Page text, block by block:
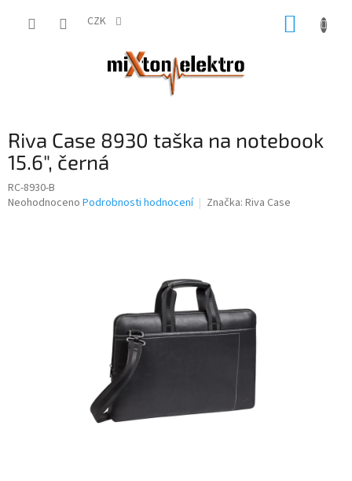
CZK
Riva Case 8930 taška na notebook
15.6", černá
RC-8930-B
Průměrné
Neohodnoceno Podrobnosti hodnocení Značka: Riva Case